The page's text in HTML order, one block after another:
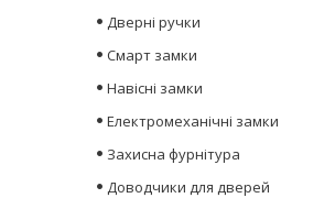
Дверні ручки
Смарт замки
Навісні замки
Електромеханічні замки
Захисна фурнітура
Доводчики для дверей